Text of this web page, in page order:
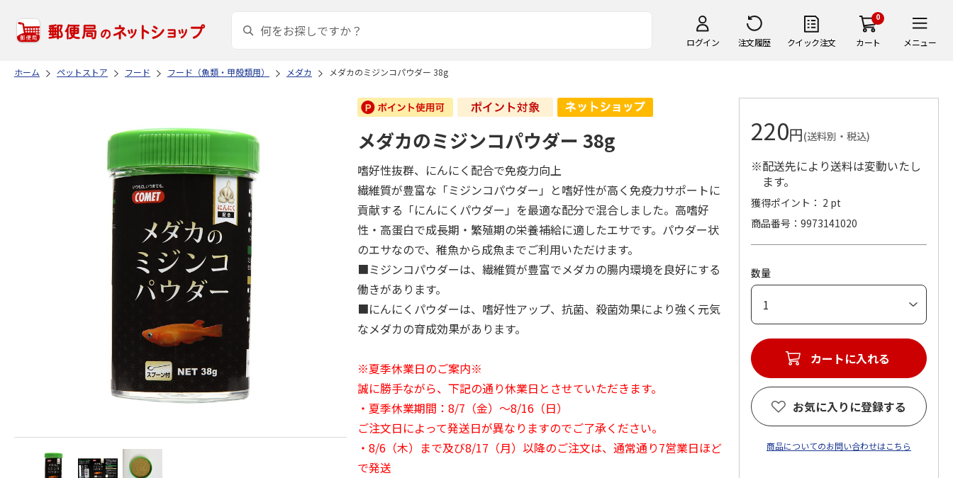
ログイン 注文履歴 クイック注文
0
カート メニュー
ホーム ペットストア フード フード（魚類・甲殻類用） メダカ メダカのミジンコパウダー 38g
メダカのミジンコパウダー 38g
嗜好性抜群、にんにく配合で免疫力向上
繊維質が豊富な「ミジンコパウダー」と嗜好性が高く免疫力サポートに
貢献する「にんにくパウダー」を最適な配分で混合しました。高嗜好
性・高蛋白で成長期・繁殖期の栄養補給に適したエサです。パウダー状
のエサなので、稚魚から成魚までご利用いただけます。
■ミジンコパウダーは、繊維質が豊富でメダカの腸内環境を良好にする
働きがあります。
■にんにくパウダーは、嗜好性アップ、抗菌、殺菌効果により強く元気
なメダカの育成効果があります。
※夏季休業日のご案内※
誠に勝手ながら、下記の通り休業日とさせていただきます。
・夏季休業期間：8/7（金）～8/16（日）
ご注文日によって発送日が異なりますのでご了承ください。
・8/6（木）まで及び8/17（月）以降のご注文は、通常通り7営業日ほど
で発送
220円(送料別・税込)
※配送先により送料は変動いたし
ます。
獲得ポイント： 2 pt
商品番号
9973141020
数量
カートに入れる
お気に入りに登録する
商品についてのお問い合わせはこちら